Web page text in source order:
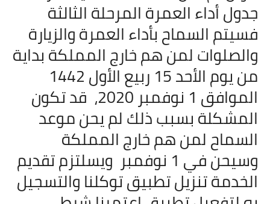
جدول أداء العمرة المرحلة الثالثة
فسيتم السماح بأداء العمرة والزيارة
والصلوات لمن هم خارج المملكة بداية
من يوم الأحد 15 ربيع الأول 1442
الموافق 1 نوفمبر 2020، قد تكون
المشكلة بسبب ذلك لم يحن موعد
السماح لمن هم خارج المملكة
وسيحن في 1 نوفمبر ويسلتزم تقديم
الخدمة تنزيل تطبيق توكلنا والتسجيل